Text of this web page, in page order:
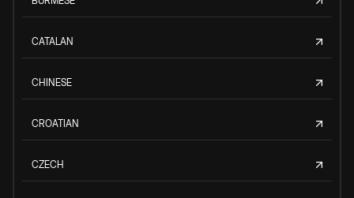
CATALAN
CHINESE
CROATIAN
CZECH